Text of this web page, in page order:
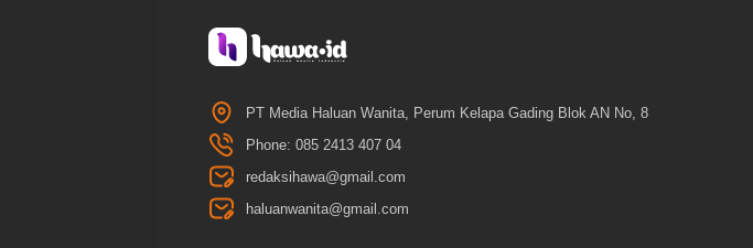
PT Media Haluan Wanita, Perum Kelapa Gading Blok AN No, 8
Phone: 085 2413 407 04
redaksihawa@gmail.com
haluanwanita@gmail.com